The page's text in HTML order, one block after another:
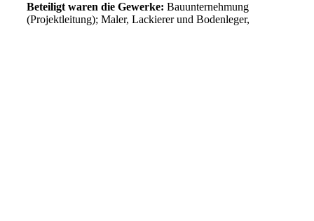
Beteiligt waren die Gewerke: Bauunternehmung
(Projektleitung); Maler, Lackierer und Bodenleger,